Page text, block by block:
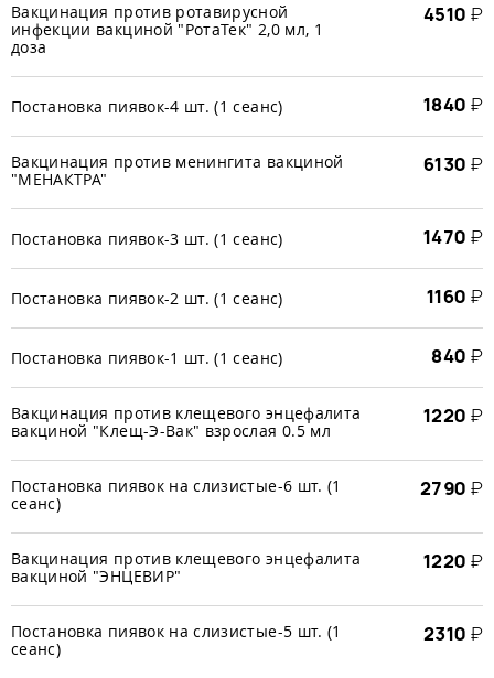
Вакцинация против ротавирусной
инфекции вакциной "РотаТек" 2,0 мл, 1
доза
4510 ₽
Постановка пиявок-4 шт. (1 сеанс) 1840 ₽
Вакцинация против менингита вакциной
"МЕНАКТРА"
6130 ₽
Постановка пиявок-3 шт. (1 сеанс) 1470 ₽
Постановка пиявок-2 шт. (1 сеанс) 1160 ₽
Постановка пиявок-1 шт. (1 сеанс) 840 ₽
Вакцинация против клещевого энцефалита
вакциной "Клещ-Э-Вак" взрослая 0.5 мл
1220 ₽
Постановка пиявок на слизистые-6 шт. (1
сеанс)
2790 ₽
Вакцинация против клещевого энцефалита
вакциной "ЭНЦЕВИР"
1220 ₽
Постановка пиявок на слизистые-5 шт. (1
сеанс)
2310 ₽